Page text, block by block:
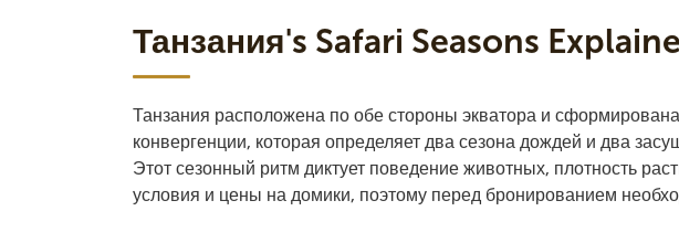
Танзания's Safari Seasons
Танзания расположена по обе стороны экватора и
конвергенции, которая определяет два сезона дождей и два
Этот сезонный ритм диктует поведение животных, плотность
условия и цены на домики, поэтому перед бронированием